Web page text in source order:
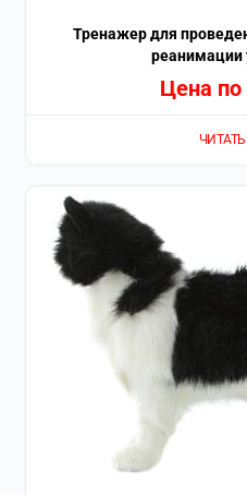
Тренажер для
реанимации
Цена по